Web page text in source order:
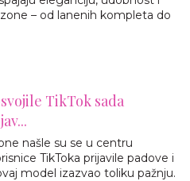
– od lanenih kompleta do
TikTok sada
našle su se u centru
TikToka prijavile padove i
model izazvao toliku pažnju.